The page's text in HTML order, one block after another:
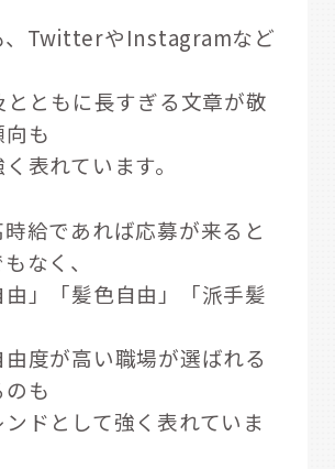
、TwitterやInstagramなど
とともに長すぎる文章が敬
も
表れています。
給であれば応募が来ると
なく、
由」「髪色自由」「派手髪
度が高い職場が選ばれる
も
ドとして強く表れていま